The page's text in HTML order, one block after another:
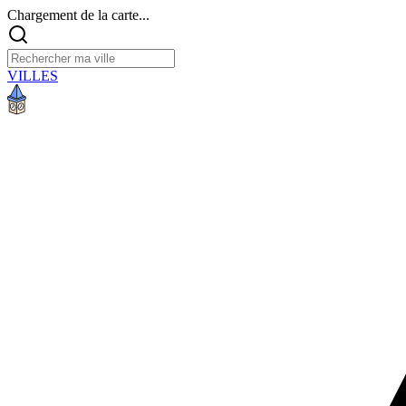
Chargement de la carte...
VILLES